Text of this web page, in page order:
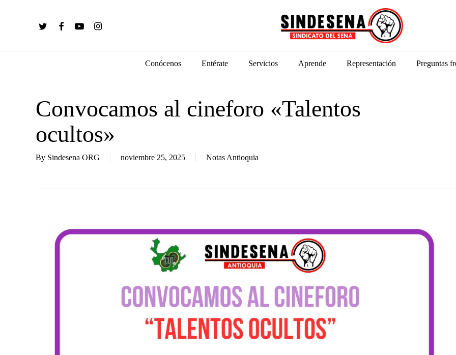
twitter facebookyoutubeinstagram
Conócenos Entérate Servicios Aprende Representación Preguntas
Convocamos al cineforo «Talentos
ocultos»
By Sindesena ORG noviembre 25, 2025 Notas Antioquia